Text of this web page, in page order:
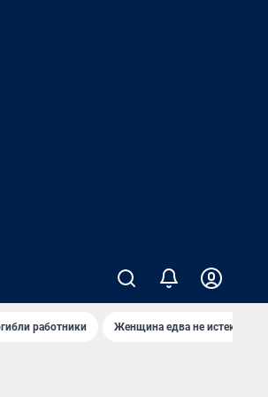
работники Женщина едва не истекла